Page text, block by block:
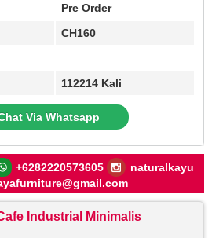
Pre Order
CH160
112214 Kali
Via Whatsapp
+6282220573605
naturalkayu
Industrial Minimalis